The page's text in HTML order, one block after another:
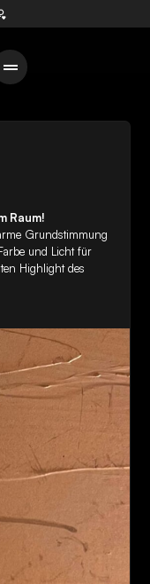
Raum!
Grundstimmung
und Licht für
Highlight des